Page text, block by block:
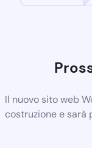
Il nuovo sito web
costruzione e